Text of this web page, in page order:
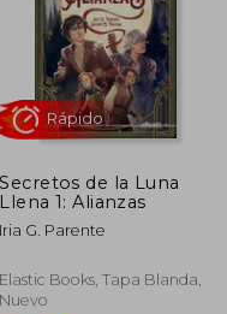
Secretos de la Luna
Llena 1: Alianzas
Iria G. Parente
Elastic Books, Tapa Blanda,
Nuevo
Rápido